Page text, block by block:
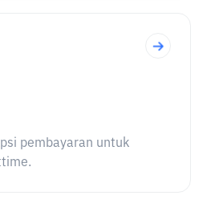
pembayaran untuk